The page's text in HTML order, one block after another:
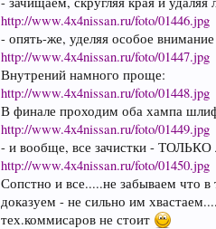
http://www.4x4nissan.ru/foto/01446.jpg
- опять-же, уделяя особое
http://www.4x4nissan.ru/foto/01447.jpg
Внутрений намного проще:
http://www.4x4nissan.ru/foto/01448.jpg
В финале проходим оба хампа
http://www.4x4nissan.ru/foto/01449.jpg
- и вообще, все зачистки - ТОЛЬКО
http://www.4x4nissan.ru/foto/01450.jpg
Сопстно и все.....не забываем что
доказуем - не сильно им
тех.коммисаров не стоит